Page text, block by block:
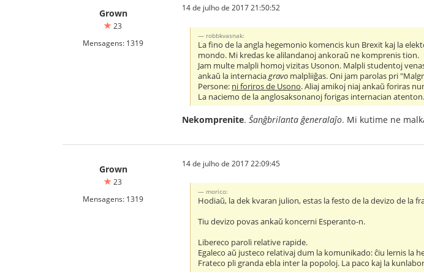
Grown
23
Mensagens: 1319
14 de julho de 2017 21:50:52
robbkvasnak:
La fino de la angla hegemonio komencis kun Brexit kaj la
mondo. Mi kredas ke alilandanoj ankoraŭ ne komprenis tion.
Jam multe malpli homoj vizitas Usonon. Malpli studentoj
ankaŭ la internaciagravo malpliiĝas. Oni jam parolas pri
Persone: ni foriros de Usono. Aliaj amikoj niaj ankaŭ foriras
La naciemo de la anglosaksonanoj forigas internacian atenton.
Nekomprenite. Ŝanĝbrilanta ĝeneralaĵo. Mi kutime ne
Grown
23
Mensagens: 1319
14 de julho de 2017 22:09:45
morico:
Hodiaŭ, la dek kvaran julion, estas la festo de la devizo de la
Tiu devizo povas ankaŭ koncerni Esperanto-n.
Libereco paroli relative rapide.
Egaleco aŭ justeco relativaj dum la komunikado: ĉiu lernis la
Frateco pli granda ebla inter la popoloj. La paco kaj la